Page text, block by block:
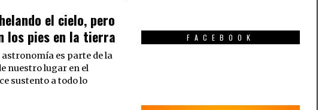
el cielo, pero
los pies en la tierra
astronomía es parte de la
nuestro lugar en el
sustento a todo lo
FACEBOOK